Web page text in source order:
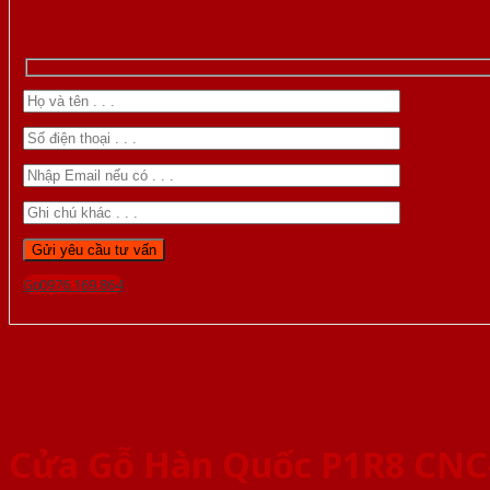
Gọi 0976.169.864
Cửa Gỗ Hàn Quốc P1R8